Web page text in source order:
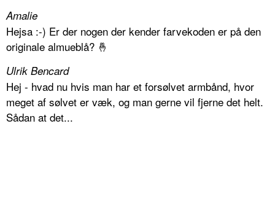
Amalie
Hejsa :-) Er der nogen der kender farvekoden er på den
originale almueblå? 🤞
Ulrik Bencard
Hej - hvad nu hvis man har et forsølvet armbånd, hvor
meget af sølvet er væk, og man gerne vil fjerne det helt.
Sådan at det...